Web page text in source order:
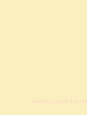
GMT+8, 2026-8-9 18:30